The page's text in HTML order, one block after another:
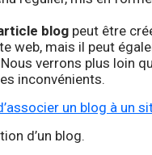
blogpeut être
web, mais il peut
verrons plus loin
inconvénients.
un blog à un
d’un blog.